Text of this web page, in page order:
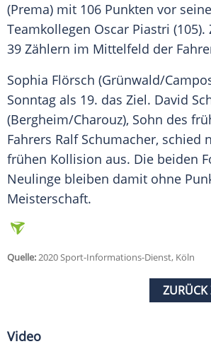
(Prema) mit 106 Punkten vor
Teamkollegen Oscar Piastri (105).
39 Zählern im Mittelfeld der
Sophia Flörsch (Grünwald/
Sonntag als 19. das Ziel. David
(Bergheim/Charouz), Sohn des
Fahrers Ralf Schumacher, schied
frühen Kollision aus. Die beiden
Neulinge bleiben damit ohne
Meisterschaft.
Quelle:2020 Sport-Informations-Dienst, Köln
ZURÜCK
Video